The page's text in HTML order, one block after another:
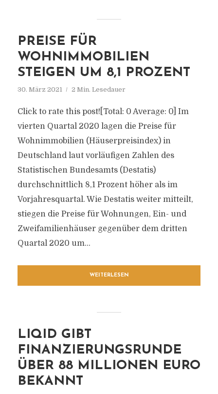
PREISE FÜR
WOHNIMMOBILIEN
STEIGEN UM 8,1 PROZENT
30. März 2021 2 Min. Lesedauer
Click to rate this post![Total: 0 Average: 0] Im
vierten Quartal 2020 lagen die Preise für
Wohnimmobilien (Häuserpreisindex) in
Deutschland laut vorläufigen Zahlen des
Statistischen Bundesamts (Destatis)
durchschnittlich 8,1 Prozent höher als im
Vorjahresquartal. Wie Destatis weiter mitteilt,
stiegen die Preise für Wohnungen, Ein- und
Zweifamilienhäuser gegenüber dem dritten
Quartal 2020 um...
WEITERLESEN
LIQID GIBT
FINANZIERUNGSRUNDE
ÜBER 88 MILLIONEN EURO
BEKANNT